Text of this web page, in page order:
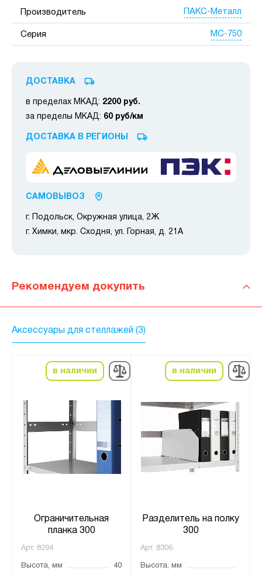
Производитель ПАКС-Металл
Серия МС-750
ДОСТАВКА
в пределах МКАД: 2200 руб.
за пределы МКАД: 60 руб/км
ДОСТАВКА В РЕГИОНЫ
САМОВЫВОЗ
г. Подольск, Окружная улица, 2Ж
г. Химки, мкр. Сходня, ул. Горная, д. 21А
Рекомендуем докупить
Аксессуары для стеллажей (3)
в наличии
Ограничительная
планка 300
Арт. 8294
Высота, мм
40
в наличии
Разделитель на полку
300
Арт. 8306
Высота, мм